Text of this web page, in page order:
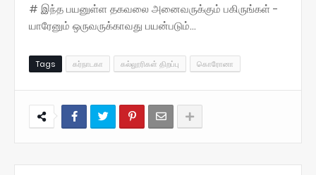
# இந்த பயனுள்ள தகவலை அனைவருக்கும் பகிருங்கள் -
யாரேனும் ஒருவருக்காவது பயன்படும்...
Tags கர்நாடகா கல்லூரிகள் திறப்பு கொரோனா